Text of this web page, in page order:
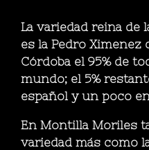
La variedad reina de
es la Pedro
Córdoba el 95% de
mundo; el 5%
español y un poco
En Montilla Moriles
variedad más como